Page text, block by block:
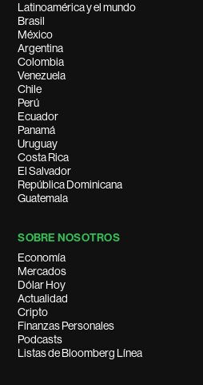
Latinoamérica y el mundo
Brasil
México
Argentina
Colombia
Venezuela
Chile
Perú
Ecuador
Panamá
Uruguay
Costa Rica
El Salvador
República Dominicana
Guatemala
SOBRE NOSOTROS
Economía
Mercados
Dólar Hoy
Actualidad
Cripto
Finanzas Personales
Podcasts
Listas de Bloomberg Línea